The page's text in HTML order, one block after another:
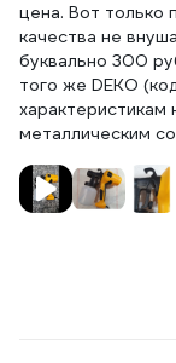
цена. Вот только
качества не
буквально 300
того же DEKO
металлическим